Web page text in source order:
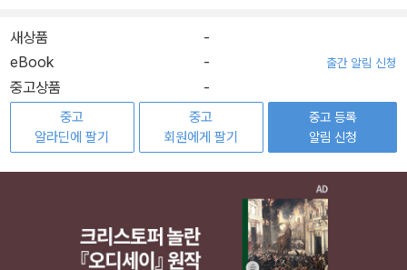
새상품
-
eBook
- 출간 알림 신청
중고상품 -
중고
알라딘에 팔기
중고
회원에게 팔기
중고 등록
알림 신청